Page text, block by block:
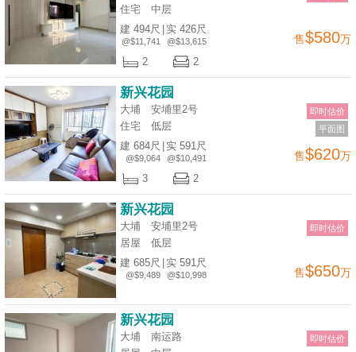
业
手
册
关
於
我
们
住宅
中层
建 494尺
@$11,741
实 426尺
@$13,615 售$580万
2 2
平面图
即时估价
新兴花园
大埔 安埔里2号
住宅
低层
建 684尺
@$9,064
实 591尺
@$10,491 售$620万
3 2
即时估价
新兴花园
大埔 安埔里2号
居屋
低层
建 685尺
@$9,489
实 591尺
@$10,998 售$650万
即时估价
新兴花园
大埔 南运路